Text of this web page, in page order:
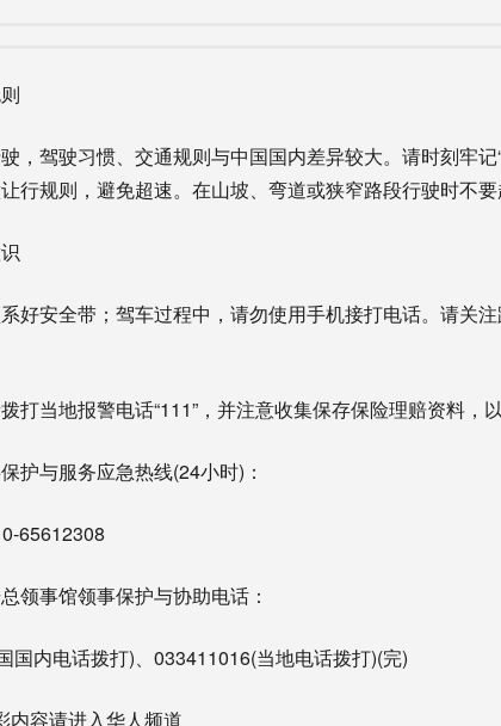
驶习惯、交通规则与中国国内差异较大。请时刻牢记
行规则，避免超速。在山坡、弯道或狭窄路段行驶时不要
安全带；驾车过程中，请勿使用手机接打电话。请关注
地报警电话“111”，并注意收集保存保险理赔资料，以
与服务应急热线(24小时)：
65612308
事馆领事保护与协助电话：
电话拨打)、033411016(当地电话拨打)(完)
内容请进入华人频道